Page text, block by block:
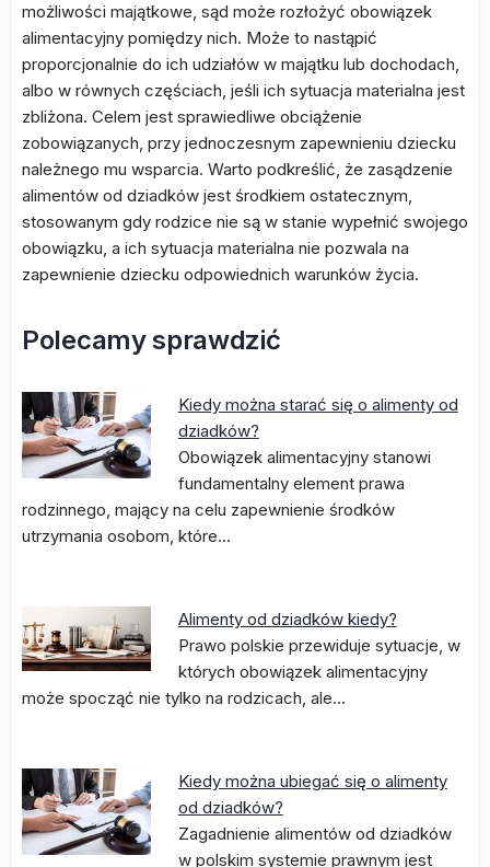
możliwości majątkowe, sąd może rozłożyć obowiązek
alimentacyjny pomiędzy nich. Może to nastąpić
proporcjonalnie do ich udziałów w majątku lub dochodach,
albo w równych częściach, jeśli ich sytuacja materialna jest
zbliżona. Celem jest sprawiedliwe obciążenie
zobowiązanych, przy jednoczesnym zapewnieniu dziecku
należnego mu wsparcia. Warto podkreślić, że zasądzenie
alimentów od dziadków jest środkiem ostatecznym,
stosowanym gdy rodzice nie są w stanie wypełnić swojego
obowiązku, a ich sytuacja materialna nie pozwala na
zapewnienie dziecku odpowiednich warunków życia.
Polecamy sprawdzić
Kiedy można starać się o alimenty od
dziadków?
Obowiązek alimentacyjny stanowi
fundamentalny element prawa
rodzinnego, mający na celu zapewnienie środków
utrzymania osobom, które…
Alimenty od dziadków kiedy?
Prawo polskie przewiduje sytuacje, w
których obowiązek alimentacyjny
może spocząć nie tylko na rodzicach, ale…
Kiedy można ubiegać się o alimenty
od dziadków?
Zagadnienie alimentów od dziadków
w polskim systemie prawnym jest